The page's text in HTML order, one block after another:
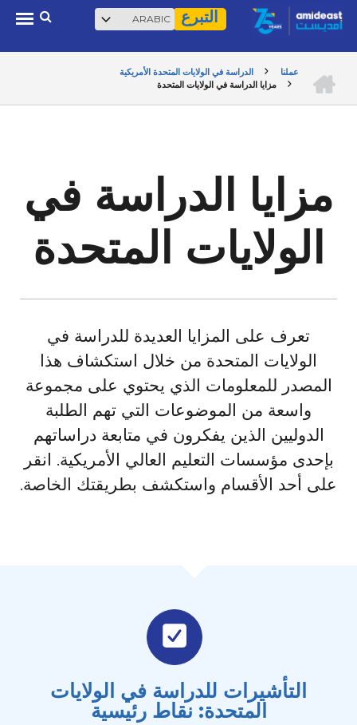
Skip
content
بحث التبرع Select
your
BREADCRUMB
عملنا
الدراسة في الولايات المتحدة الأمريكية
مزايا الدراسة في الولايات المتحدة
مزايا الدراسة في
الولايات المتحدة
تعرف على المزايا العديدة للدراسة في
الولايات المتحدة من خلال استكشاف هذا
المصدر للمعلومات الذي يحتوي على مجموعة
واسعة من الموضوعات التي تهم الطلبة
الدوليين الذين يفكرون في متابعة دراساتهم
بإحدى مؤسسات التعليم العالي الأمريكية. انقر
على أحد الأقسام واستكشف بطريقتك الخاصة.
التأشيرات للدراسة في الولايات
المتحدة: نقاط رئيسية